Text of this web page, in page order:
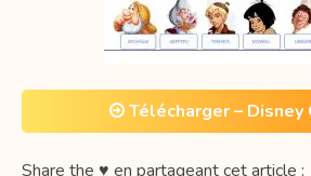
Télécharger – Disney
Share the ♥ en partageant cet article :